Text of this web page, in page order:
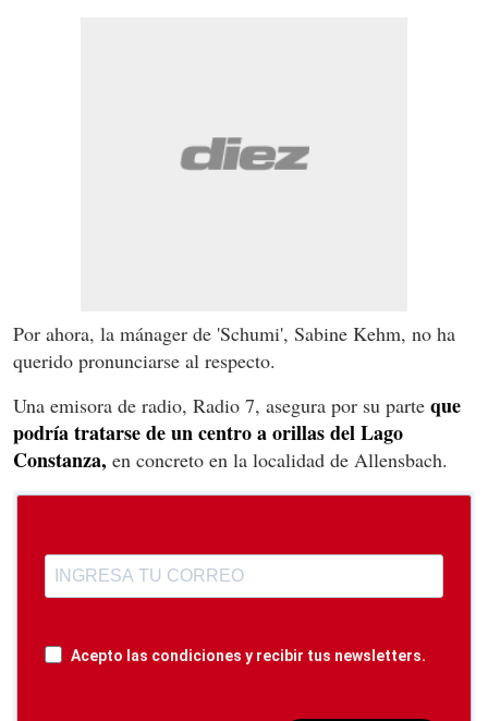
Por ahora, la mánager de 'Schumi', Sabine Kehm, no ha
querido pronunciarse al respecto.
Una emisora de radio, Radio 7, asegura por su parte que
podría tratarse de un centro a orillas del Lago
Constanza, en concreto en la localidad de Allensbach.
Acepto las condiciones y recibir tus newsletters.